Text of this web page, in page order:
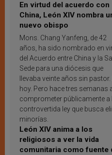
En virtud del acuerdo con
China, León XIV nombra
nuevo obispo
Mons. Chang Yanfeng, de 42
años, ha sido nombrado en
del Acuerdo entre China y la
Sede para una diócesis que
llevaba veinte años sin
hoy. Pero hace tres semanas
comprometer públicamente a
controvertida ley que busca
minorías.
León XIV anima a los
religiosos a ver la vida
comunitaria como fuente